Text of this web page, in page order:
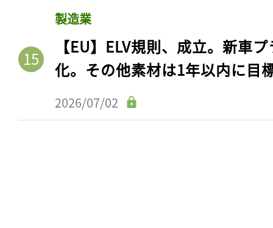
製造業
【EU】ELV規則、成立。新車
化。その他素材は1年以内に目
2026/07/02